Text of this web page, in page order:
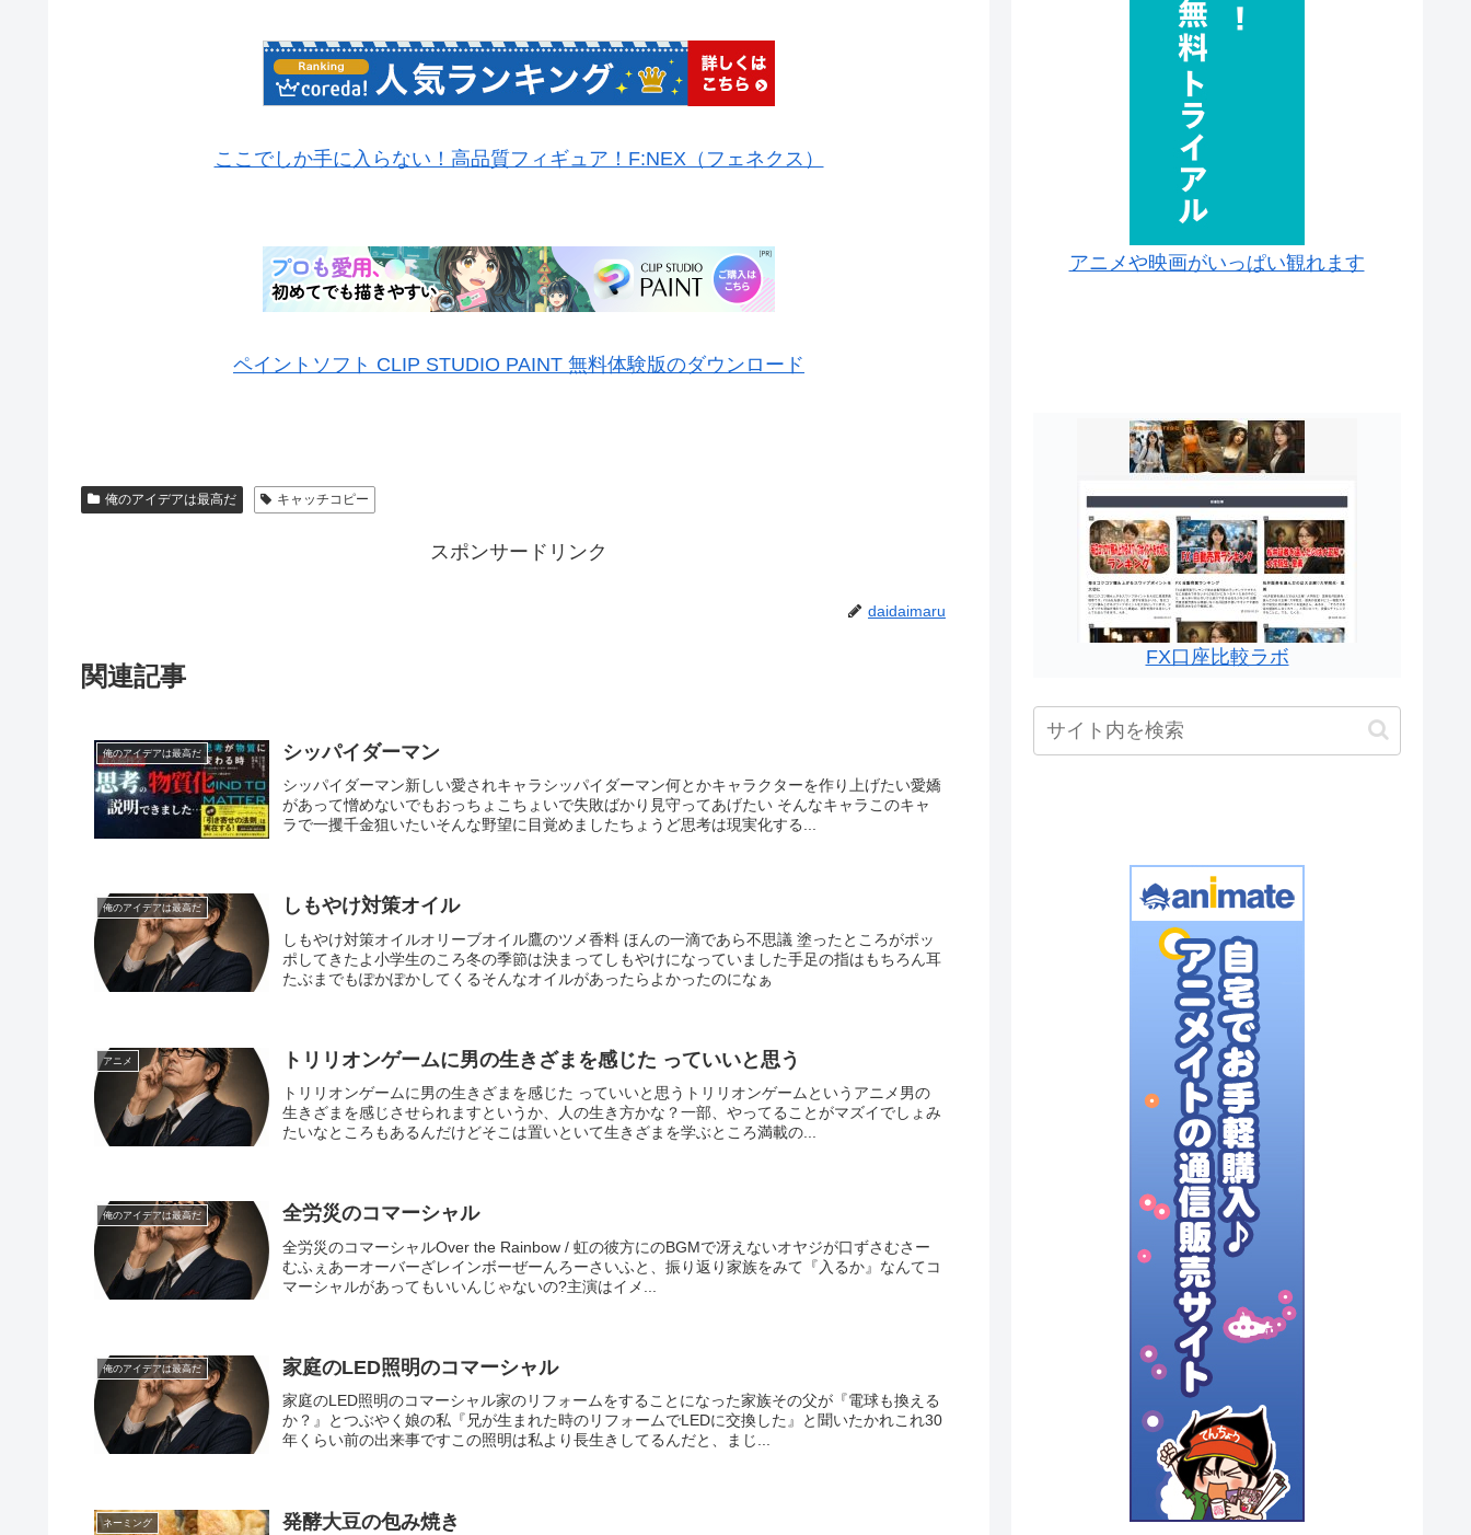
ここでしか手に入らない！高品質フィギュア！F:NEX（フェネクス）
ペイントソフト CLIP STUDIO PAINT 無料体験版のダウンロード
俺のアイデアは最高だ キャッチコピー
スポンサードリンク
daidaimaru
関連記事
俺のアイデアは最高だ シッパイダーマン
シッパイダーマン新しい愛されキャラシッパイダーマン何とかキャラクターを作り上げたい愛嬌
があって憎めないでもおっちょこちょいで失敗ばかり見守ってあげたい そんなキャラこのキャ
ラで一攫千金狙いたいそんな野望に目覚めましたちょうど思考は現実化する...
俺のアイデアは最高だ しもやけ対策オイル
しもやけ対策オイルオリーブオイル鷹のツメ香料 ほんの一滴であら不思議 塗ったところがポッ
ポしてきたよ小学生のころ冬の季節は決まってしもやけになっていました手足の指はもちろん耳
たぶまでもぽかぽかしてくるそんなオイルがあったらよかったのになぁ
アニメ トリリオンゲームに男の生きざまを感じた っていいと思う
トリリオンゲームに男の生きざまを感じた っていいと思うトリリオンゲームというアニメ男の
生きざまを感じさせられますというか、人の生き方かな？一部、やってることがマズイでしょみ
たいなところもあるんだけどそこは置いといて生きざまを学ぶところ満載の...
俺のアイデアは最高だ 全労災のコマーシャル
全労災のコマーシャルOver the Rainbow / 虹の彼方にのBGMで冴えないオヤジが口ずさむさー
むふぇあーオーバーざレインボーぜーんろーさいふと、振り返り家族をみて『入るか』なんてコ
マーシャルがあってもいいんじゃないの?主演はイメ...
俺のアイデアは最高だ 家庭のLED照明のコマーシャル
家庭のLED照明のコマーシャル家のリフォームをすることになった家族その父が『電球も換える
か？』とつぶやく娘の私『兄が生まれた時のリフォームでLEDに交換した』と聞いたかれこれ30
年くらい前の出来事ですこの照明は私より長生きしてるんだと、まじ...
ネーミング 発酵大豆の包み焼き
アニメや映画がいっぱい観れます
FX口座比較ラボ